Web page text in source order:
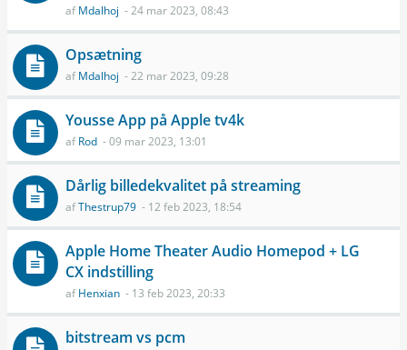
afMdalhoj - 24 mar 2023, 08:43
Opsætning
afMdalhoj - 22 mar 2023, 09:28
Yousse App på Apple tv4k
afRod - 09 mar 2023, 13:01
Dårlig billedekvalitet på streaming
afThestrup79 - 12 feb 2023, 18:54
Apple Home Theater Audio Homepod + LG
CX indstilling
afHenxian - 13 feb 2023, 20:33
bitstream vs pcm